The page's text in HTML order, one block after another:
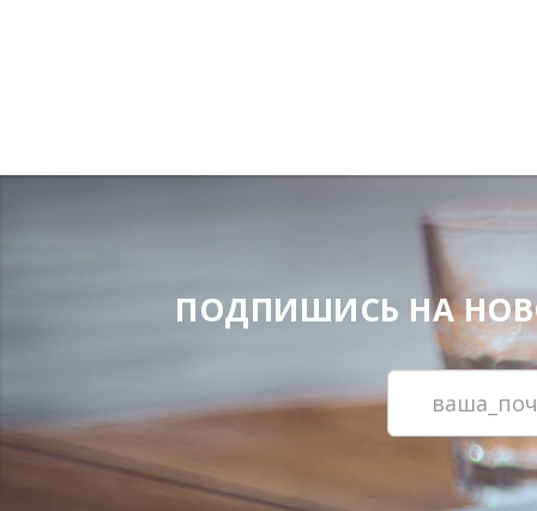
ПОДПИШИСЬ НА